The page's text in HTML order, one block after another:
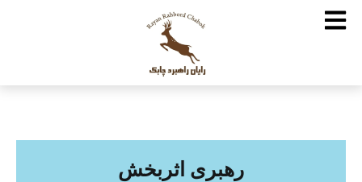
رهبری اثربخش